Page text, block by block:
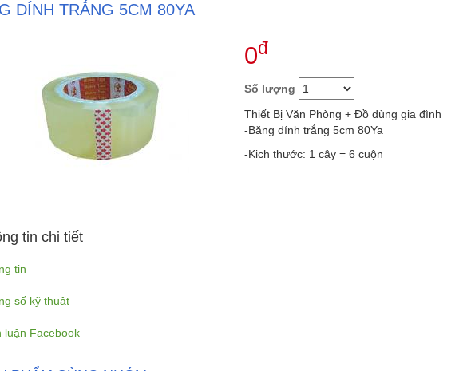
DÍNH TRẮNG 5CM 80YA
0đ
Số lượng
Thiết Bị Văn Phòng + Đồ dùng gia đình
-Băng dính trắng 5cm 80Ya
-Kich thước: 1 cây = 6 cuộn
tin chi tiết
tin
số kỹ thuật
luận Facebook